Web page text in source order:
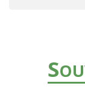
S